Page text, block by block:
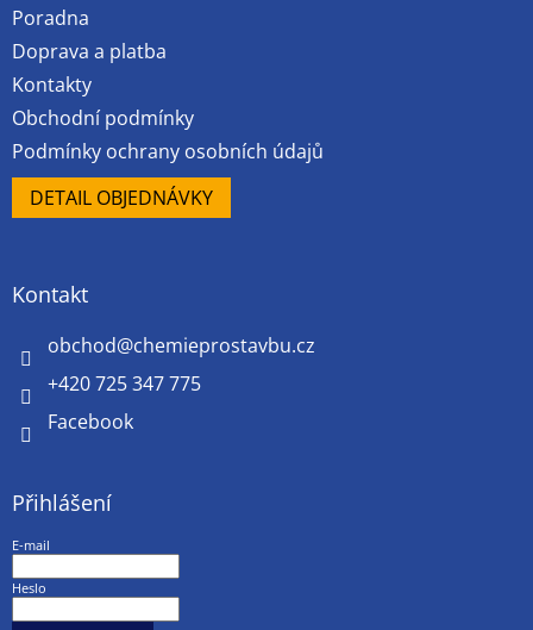
Poradna
Doprava a platba
Kontakty
Obchodní podmínky
Podmínky ochrany osobních údajů
DETAIL OBJEDNÁVKY
Kontakt
obchod@chemieprostavbu.cz
+420 725 347 775
Facebook
Přihlášení
E-mail
Heslo